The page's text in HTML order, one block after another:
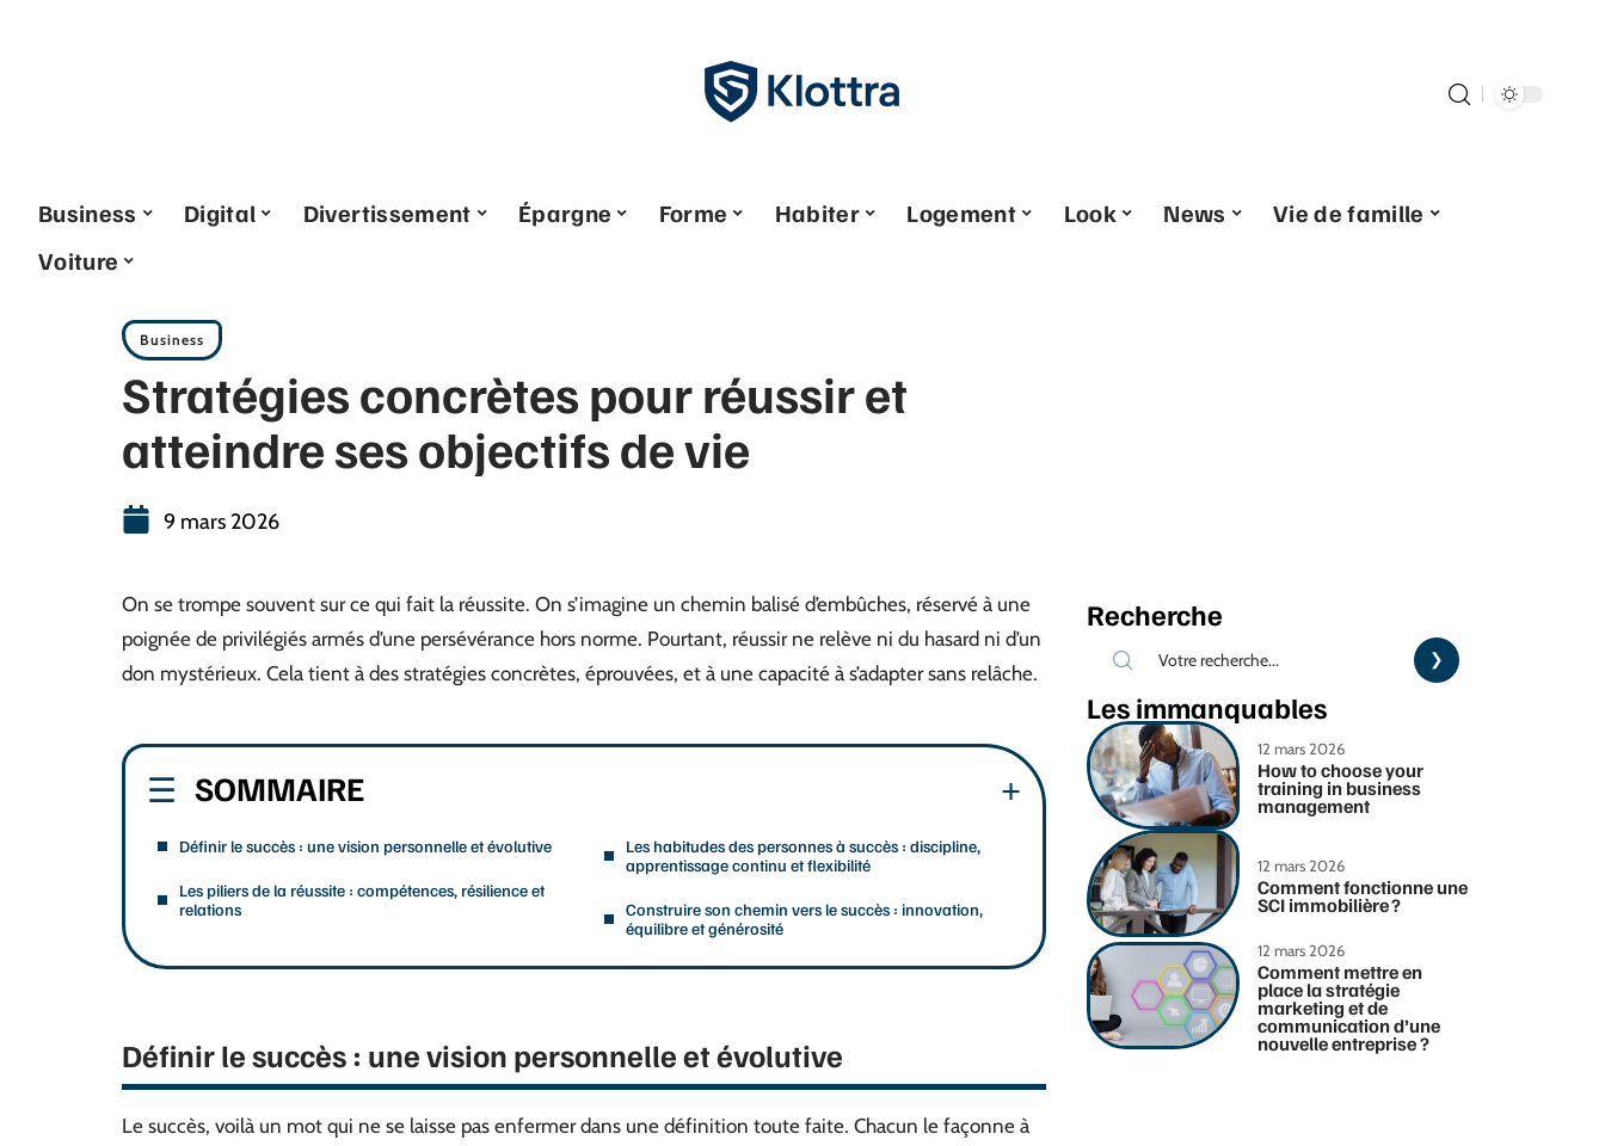
Business Digital Divertissement Épargne Forme Habiter Logement Look News
Vie de famille
Voiture
Business
Stratégies concrètes pour réussir et
atteindre ses objectifs de vie
9 mars 2026
On se trompe souvent sur ce qui fait la réussite. On s’imagine un chemin balisé d’embûches, réservé à une
poignée de privilégiés armés d’une persévérance hors norme. Pourtant, réussir ne relève ni du hasard ni d’un
don mystérieux. Cela tient à des stratégies concrètes, éprouvées, et à une capacité à s’adapter sans relâche.
SOMMAIRE
Définir le succès : une vision personnelle et évolutive
Les piliers de la réussite : compétences, résilience et
relations
Les habitudes des personnes à succès : discipline,
apprentissage continu et flexibilité
Construire son chemin vers le succès : innovation,
équilibre et générosité
Définir le succès : une vision personnelle et évolutive
Le succès, voilà un mot qui ne se laisse pas enfermer dans une définition toute faite. Chacun le façonne à
Recherche
Les immanquables
12 mars 2026
How to choose your
training in business
management
12 mars 2026
Comment fonctionne une
SCI immobilière ?
12 mars 2026
Comment mettre en
place la stratégie
marketing et de
communication d’une
nouvelle entreprise ?